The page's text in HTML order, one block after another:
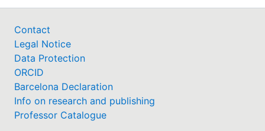
Contact
Legal Notice
Data Protection
ORCID
Barcelona Declaration
Info on research and publishing
Professor Catalogue